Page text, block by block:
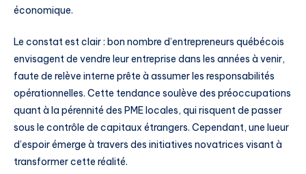
économique.
Le constat est clair : bon nombre d’entrepreneurs québécois
envisagent de vendre leur entreprise dans les années à venir,
faute de relève interne prête à assumer les responsabilités
opérationnelles. Cette tendance soulève des préoccupations
quant à la pérennité des PME locales, qui risquent de passer
sous le contrôle de capitaux étrangers. Cependant, une lueur
d’espoir émerge à travers des initiatives novatrices visant à
transformer cette réalité.